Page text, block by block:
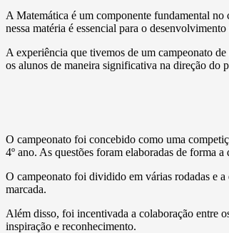
A Matemática é um componente fundamental
nessa matéria é essencial para o
A experiência que tivemos de um campeonato
os alunos de maneira significativa na direção do
O campeonato foi concebido como uma
4º ano. As questões foram elaboradas de forma
O campeonato foi dividido em várias rodadas e
marcada.
Além disso, foi incentivada a colaboração entre
inspiração e reconhecimento.